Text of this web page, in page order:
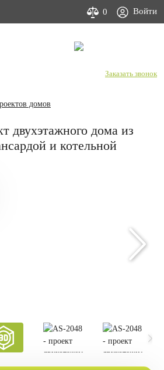
0 Войти
Заказать звонок
домов
двухэтажного дома из
и котельной